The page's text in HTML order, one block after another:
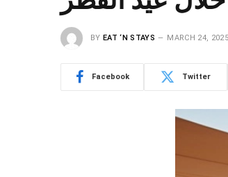
BY EAT ‘N STAYS MARCH 24, 2025
Facebook Twitter